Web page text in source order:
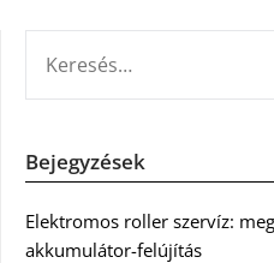
Bejegyzések
Elektromos roller szervíz:
akkumulátor-felújítás